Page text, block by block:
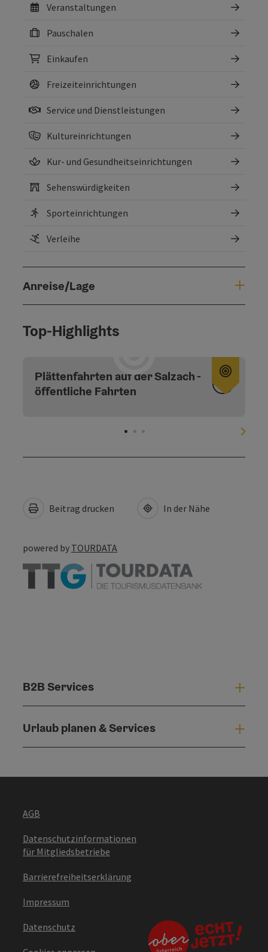
Veranstaltungen
Pauschalen
Einkaufen
Freizeiteinrichtungen
Service und Dienstleistungen
Kultureinrichtungen
Kur- und Gesundheitseinrichtungen
Sehenswürdigkeiten
Sporteinrichtungen
Verleihe
Anreise/Lage
Top-Highlights
Plättenfahrten auf der Salzach -
öffentliche Fahrten
Beitrag drucken In der Nähe
powered by TOURDATA
B2B Services
Urlaub planen & Services
AGB
Datenschutzinformationen
für Mitgliedsbetriebe
Barrierefreiheitserklärung
Impressum
Datenschutz